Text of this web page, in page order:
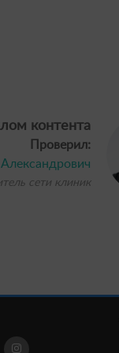
контента
Проверил:
сети клиник